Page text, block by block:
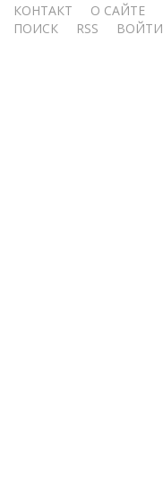
Меню
КОНТАКТ О САЙТЕ
ПОИСК
RSS ВОЙТИ